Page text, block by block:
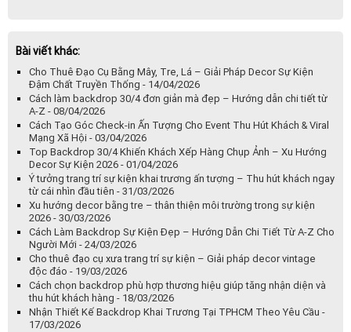
Bài viết khác:
Cho Thuê Đạo Cụ Bằng Mây, Tre, Lá – Giải Pháp Decor Sự Kiện
Đậm Chất Truyền Thống - 14/04/2026
Cách làm backdrop 30/4 đơn giản mà đẹp – Hướng dẫn chi tiết từ
A-Z - 08/04/2026
Cách Tạo Góc Check-in Ấn Tượng Cho Event Thu Hút Khách & Viral
Mạng Xã Hội - 03/04/2026
Top Backdrop 30/4 Khiến Khách Xếp Hàng Chụp Ảnh – Xu Hướng
Decor Sự Kiện 2026 - 01/04/2026
Ý tưởng trang trí sự kiện khai trương ấn tượng – Thu hút khách ngay
từ cái nhìn đầu tiên - 31/03/2026
Xu hướng decor bằng tre – thân thiện môi trường trong sự kiện
2026 - 30/03/2026
Cách Làm Backdrop Sự Kiện Đẹp – Hướng Dẫn Chi Tiết Từ A-Z Cho
Người Mới - 24/03/2026
Cho thuê đạo cụ xưa trang trí sự kiện – Giải pháp decor vintage
độc đáo - 19/03/2026
Cách chọn backdrop phù hợp thương hiệu giúp tăng nhận diện và
thu hút khách hàng - 18/03/2026
Nhận Thiết Kế Backdrop Khai Trương Tại TPHCM Theo Yêu Cầu -
17/03/2026